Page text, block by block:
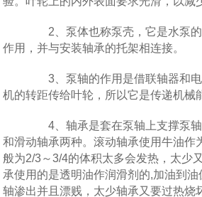
2、泵体也称泵壳，它是水泵的
作用，并与安装轴承的托架相连接。
3、泵轴的作用是借联轴器和电
机的转距传给叶轮，所以它是传递机械
4、轴承是套在泵轴上支撑泵轴
和滑动轴承两种。滚动轴承使用牛油作
般为2/3～3/4的体积太多会发热，太少
承使用的是透明油作润滑剂的,加油到
轴渗出并且漂贱，太少轴承又要过热烧